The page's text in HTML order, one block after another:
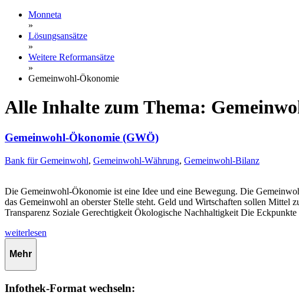
Monneta
»
Lösungsansätze
»
Weitere Reformansätze
»
Gemeinwohl-Ökonomie
Alle Inhalte zum Thema:
Gemeinwohl-Ökonomie (GWÖ)
Bank für Gemeinwohl, Gemeinwohl-Währung, Gemeinwohl-Bilanz
Die Gemeinwohl-Ökonomie ist eine Idee und eine Bewegung. Die
das Gemeinwohl an oberster Stelle steht. Geld und Wirtschaften sollen
Transparenz Soziale Gerechtigkeit Ökologische Nachhaltigkeit Die
weiterlesen
Mehr
Infothek-Format wechseln: